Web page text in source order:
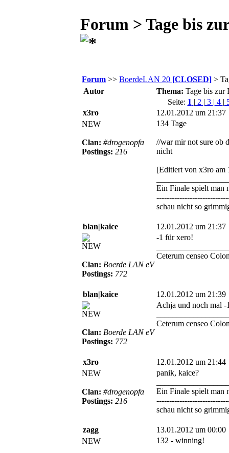
Forum > Tage bis
Forum >> BoerdeLAN 20 [CLOSED] >
Autor
Thema: Tage bis
Seite: 1 | 2 | 3 | 4 |
x3ro
12.01.2012 um 21:37
NEW
Clan: #drogenopfa
Postings: 216
134 Tage
//war mir not sure ob
nicht
[Editiert von x3ro am
Ein Finale spielt man
schau nicht so
blan|kaice 12.01.2012 um 21:37
NEW
Clan: Boerde LAN eV
Postings: 772
-1 für xero!
Ceterum censeo
blan|kaice 12.01.2012 um 21:39
NEW
Clan: Boerde LAN eV
Postings: 772
Achja und noch mal
Ceterum censeo
x3ro
12.01.2012 um 21:44
NEW
Clan: #drogenopfa
Postings: 216
panik, kaice?
Ein Finale spielt man
schau nicht so
zagg
13.01.2012 um 00:00
NEW
132 - winning!